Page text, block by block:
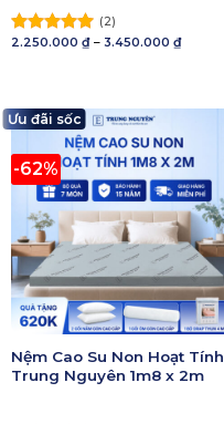
Được xếp
(2)
2.250.000 ₫ – 3.450.000 ₫Khoảng
giá:
-62%
Ưu đãi sốc
Nệm Cao Su Non Hoạt Tính
Trung Nguyên 1m8 x 2m